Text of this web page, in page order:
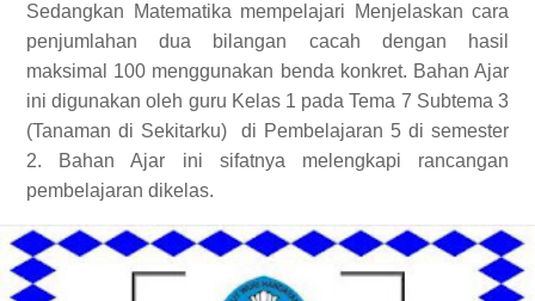
Sedangkan Matematika mempelajari
Menjelaskan cara
penjumlahan dua bilangan cacah dengan hasil
maksimal 100 menggunakan benda konkret. Bahan Ajar
ini digunakan oleh guru Kelas 1 pada Tema 7 Subtema 3
(Tanaman di Sekitarku)
di Pembelajaran 5 di semester
2. Bahan Ajar ini sifatnya melengkapi rancangan
pembelajaran dikelas.